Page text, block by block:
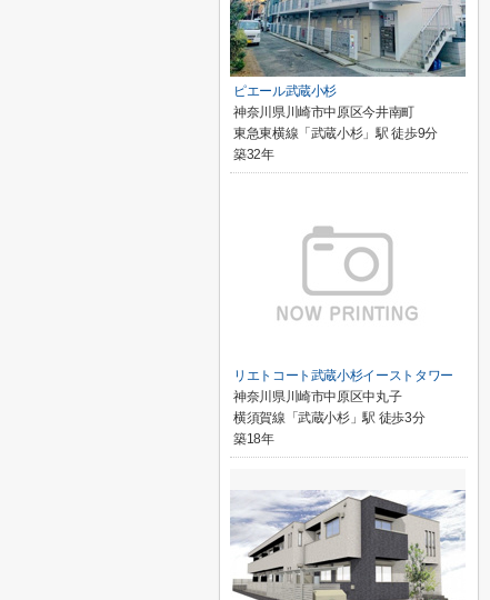
ピエール武蔵小杉
神奈川県川崎市中原区今井南町
東急東横線「武蔵小杉」駅 徒歩9分
築32年
リエトコート武蔵小杉イーストタワー
神奈川県川崎市中原区中丸子
横須賀線「武蔵小杉」駅 徒歩3分
築18年